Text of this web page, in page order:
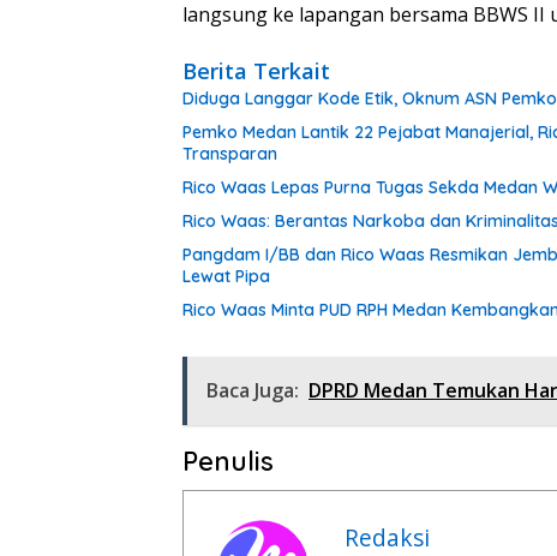
langsung ke lapangan bersama BBWS
Berita Terkait
Diduga Langgar Kode Etik, Oknum ASN
Pemko Medan Lantik 22 Pejabat Manajerial,
Transparan
Rico Waas Lepas Purna Tugas Sekda Medan
Rico Waas: Berantas Narkoba dan
Pangdam I/BB dan Rico Waas Resmikan
Lewat Pipa
Rico Waas Minta PUD RPH Medan
Baca Juga: DPRD Medan Temukan
Penulis
Redaksi